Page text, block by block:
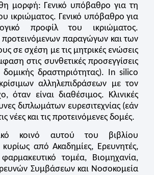
μορφή: Γενικό υπόβαθρο για τη
ικριώματος. Γενικό υπόβαθρο για
προφίλ του ικριώματος.
παραγώγων και των
σε σχέση με τις μητρικές ενώσεις
στις συνθετικές προσεγγίσεις
δομικής δραστηριότητας). In silico
αλληλεπιδράσεων με τον
όταν είναι διαθέσιμος. Κλινικές
διπλωμάτων ευρεσιτεχνίας (εάν
νέες και τις προτεινόμενες δομές.
κοινό αυτού του βιβλίου
κυρίως από Ακαδημίες, Ερευνητές,
τομέα, Βιομηχανία,
Συμβάσεων και Νοσοκομεία